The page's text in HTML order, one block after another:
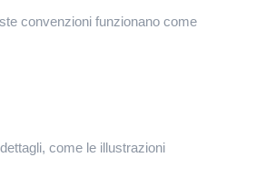
convenzioni funzionano come
come le illustrazioni